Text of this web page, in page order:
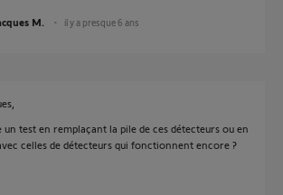
M. il y a presque 6 ans
test en remplaçant la pile de ces détecteurs ou en
celles de détecteurs qui fonctionnent encore ?